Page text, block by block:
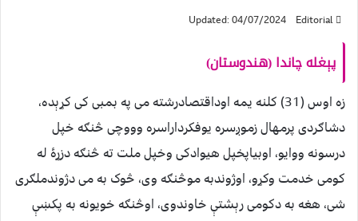
Editorial
Updated: 04/07/2024
پېغله چاندا (هندوستان)
زه اوس (31) کلنه یمه اوداقتصادرشته می په بمبی کی کړېده،
دشاګردی پرمهال زموږسره یوفکرداراسره وووچی څنګه خپل
درسونه ووایو، اوبیاپخپل هیوادکی وخپل ملت ته څنګه دزړۀ له
کومی خدمت وکړو، اوژوندبه موڅنګه وی، څوک به می دژوندملګری
شی، هغه به دکومی رېشتې خاوندوی، اوڅنګه خویونه به پکښې